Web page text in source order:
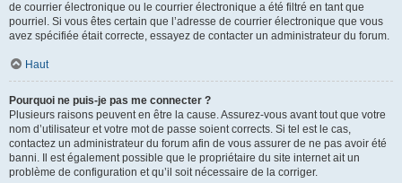
de courrier électronique ou le courrier électronique a été filtré en tant que
pourriel. Si vous êtes certain que l’adresse de courrier électronique que vous
avez spécifiée était correcte, essayez de contacter un administrateur du forum.
Haut
Pourquoi ne puis-je pas me connecter ?
Plusieurs raisons peuvent en être la cause. Assurez-vous avant tout que votre
nom d’utilisateur et votre mot de passe soient corrects. Si tel est le cas,
contactez un administrateur du forum afin de vous assurer de ne pas avoir été
banni. Il est également possible que le propriétaire du site internet ait un
problème de configuration et qu’il soit nécessaire de la corriger.